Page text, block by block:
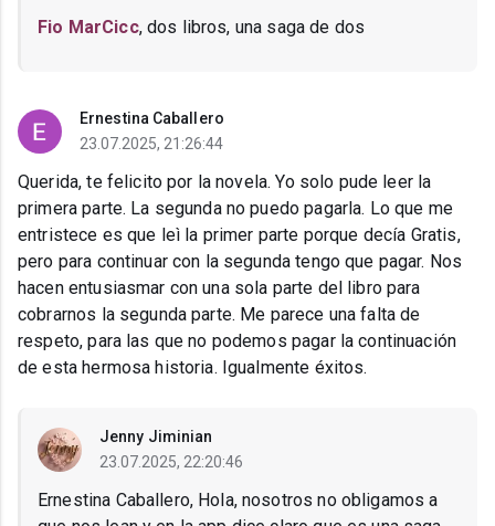
Fio MarCicc, dos libros, una saga de dos
Ernestina Caballero
23.07.2025, 21:26:44
Querida, te felicito por la novela. Yo solo pude leer la
primera parte. La segunda no puedo pagarla. Lo que me
entristece es que leì la primer parte porque decía Gratis,
pero para continuar con la segunda tengo que pagar. Nos
hacen entusiasmar con una sola parte del libro para
cobrarnos la segunda parte. Me parece una falta de
respeto, para las que no podemos pagar la continuación
de esta hermosa historia. Igualmente éxitos.
Jenny Jiminian
23.07.2025, 22:20:46
Ernestina Caballero, Hola, nosotros no obligamos a